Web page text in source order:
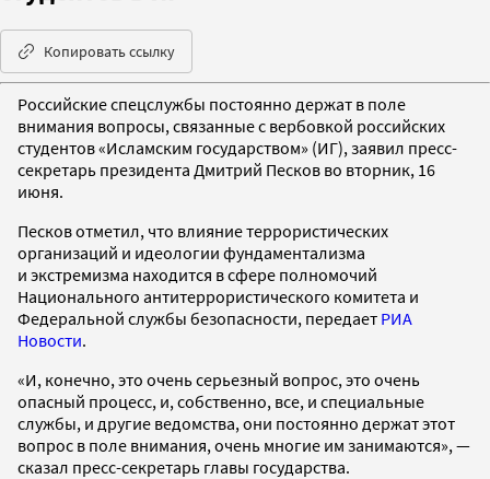
Копировать ссылку
Российские спецслужбы постоянно держат в поле
внимания вопросы, связанные с вербовкой российских
студентов «Исламским государством» (ИГ), заявил пресс-
секретарь президента Дмитрий Песков во вторник, 16
июня.
Песков отметил, что влияние террористических
организаций и идеологии фундаментализма
и экстремизма находится в сфере полномочий
Национального антитеррористического комитета и
Федеральной службы безопасности, передает РИА
Новости.
«И, конечно, это очень серьезный вопрос, это очень
опасный процесс, и, собственно, все, и специальные
службы, и другие ведомства, они постоянно держат этот
вопрос в поле внимания, очень многие им занимаются», —
сказал пресс-секретарь главы государства.